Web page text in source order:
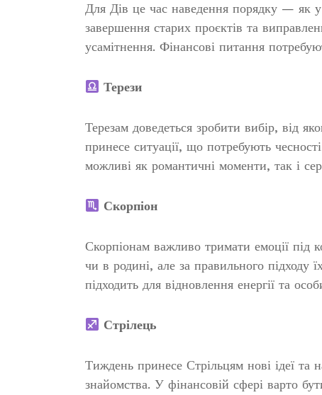
Для Дів це час наведення порядку — як
завершення старих проєктів та
усамітнення. Фінансові питання
Терези
Терезам доведеться зробити вибір, від
принесе ситуації, що потребують
можливі як романтичні моменти, так і
Скорпіон
Скорпіонам важливо тримати емоції під
чи в родині, але за правильного підходу
підходить для відновлення енергії та
Стрілець
Тиждень принесе Стрільцям нові ідеї та
знайомства. У фінансовій сфері варто